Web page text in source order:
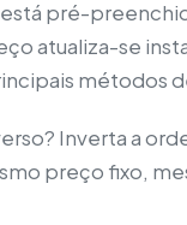
pré-
atualiza-se
métodos
Inverta a
preço fixo,